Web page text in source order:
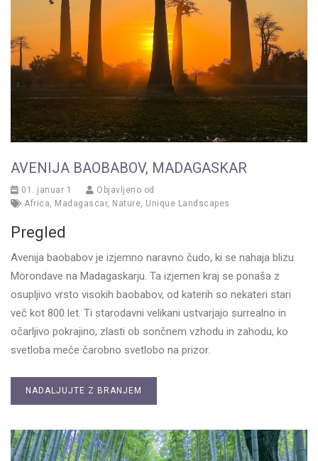
AVENIJA BAOBABOV, MADAGASKAR
01. januar 1
Objavljeno od
Africa, Madagascar, Nature, Unique Landscapes
Pregled
Avenija baobabov je izjemno naravno čudo, ki se nahaja blizu
Morondave na Madagaskarju. Ta izjemen kraj se ponaša z
osupljivo vrsto visokih baobabov, od katerih so nekateri stari
več kot 800 let. Ti starodavni velikani ustvarjajo surrealno in
očarljivo pokrajino, zlasti ob sončnem vzhodu in zahodu, ko
svetloba meče čarobno svetlobo na prizor.
NADALJUJTE Z BRANJEM